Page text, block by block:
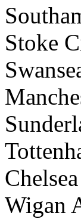
Stoke
Wigan